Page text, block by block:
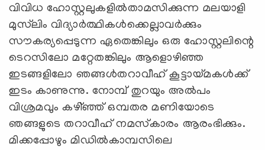
വിവിധ ഹോസ്റ്റലുകളില്‍താമസിക്കുന്ന മലയാളി
മുസ്‌ലിം വിദ്യാര്‍ത്ഥികള്‍ക്കെല്ലാവര്‍ക്കും
സൗകര്യപ്പെടുന്ന ഏതെങ്കിലും ഒരു ഹോസ്റ്റലിന്റെ
ടെറസിലോ മറ്റേതങ്കിലും ആളൊഴിഞ്ഞ
ഇടങ്ങളിലോ ഞങ്ങള്‍തറാവീഹ് കൂട്ടായ്മകള്‍ക്ക്
ഇടം കാണുന്നു. നോമ്പ് തുറയും അല്‍പം
വിശ്രമവും കഴി്ഞ്ഞ് ഒമ്പതര മണിയോടെ
ഞങ്ങളുടെ തറാവീഹ് നമസ്‌കാരം ആരംഭിക്കും.
മിക്കപ്പോഴും മിഡില്‍കാമ്പസിലെ